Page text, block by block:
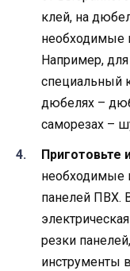
клей, на
необходимые
Например,
специальный
дюбелях –
саморезах –
Приготовьте
необходимые
панелей ПВХ.
резки
инструменты